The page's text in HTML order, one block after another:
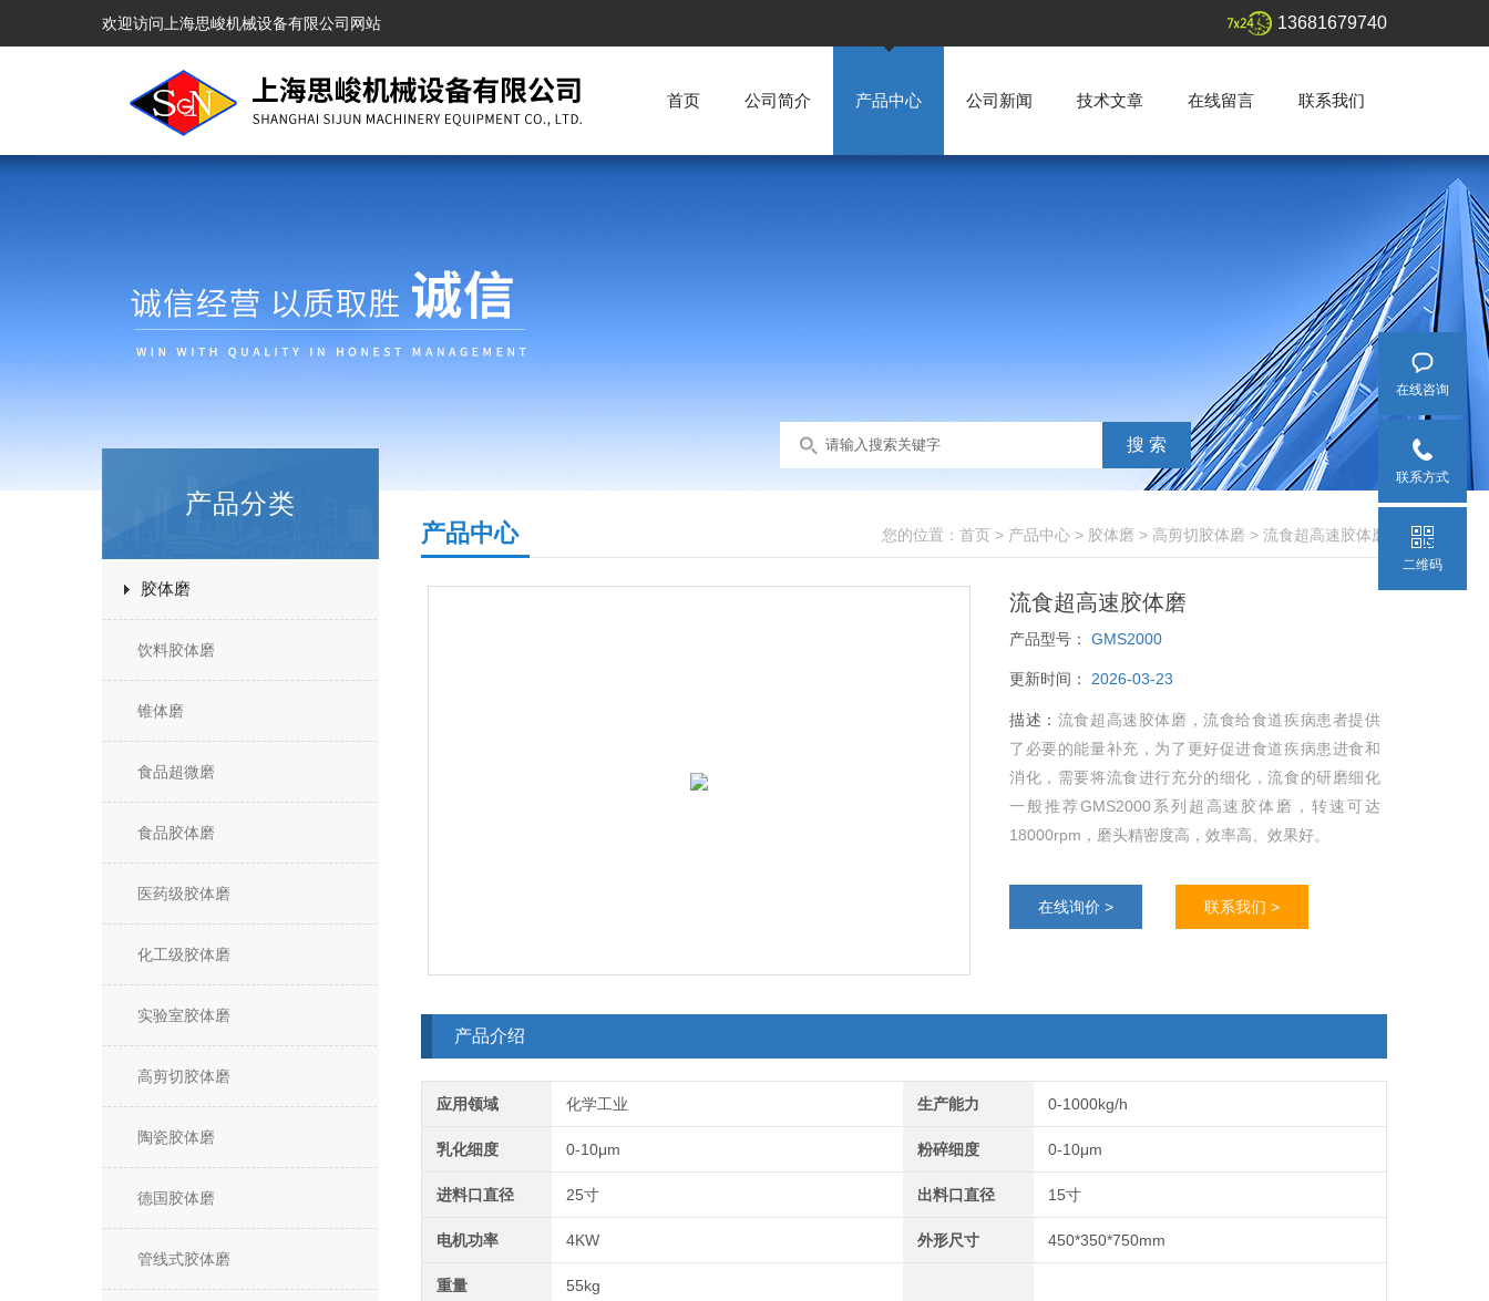
欢迎访问上海思峻机械设备有限公司网站 13681679740
首页 公司简介 产品中心 公司新闻 技术文章 在线留言 联系我们
产品分类
胶体磨
饮料胶体磨
锥体磨
食品超微磨
食品胶体磨
医药级胶体磨
化工级胶体磨
实验室胶体磨
高剪切胶体磨
陶瓷胶体磨
德国胶体磨
管线式胶体磨
您的位置： 首页 > 产品中心 > 胶体磨 > 高剪切胶体磨 > 流食超高速胶体磨
产品中心
流食超高速胶体磨
产品型号： GMS2000
更新时间： 2026-03-23
描述： 流食超高速胶体磨，流食给食道疾病患者提供
了必要的能量补充，为了更好促进食道疾病患进食和
消化，需要将流食进行充分的细化，流食的研磨细化
一般推荐GMS2000系列超高速胶体磨，转速可达
18000rpm，磨头精密度高，效率高、效果好。
在线询价 > 联系我们 >
产品介绍
应用领域 化学工业 生产能力 0-1000kg/h
乳化细度 0-10μm 粉碎细度 0-10μm
进料口直径 25寸 出料口直径 15寸
电机功率 4KW 外形尺寸 450*350*750mm
重量 55kg
在线咨询
联系方式
二维码